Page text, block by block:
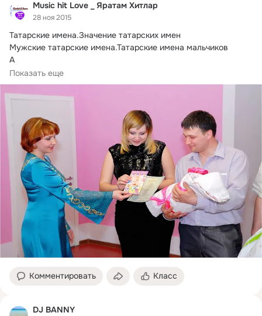
Music hit Love _ Яратам Хитлар
28 ноя 2015
Татарские имена.Значение татарских имен
Мужские татарские имена.Татарские имена мальчиков
А
AАСИМ (Расим) - защитник
АБА — 1. Старший, почтенный; отец. 2. Медведь.
Показать еще
Комментировать Класс
DJ BANNY